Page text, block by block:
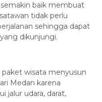
baik membuat
tidak perlu
sehingga dapat
dikunjungi.
paket wisata menyusun
Medan karena
jalur udara, darat,